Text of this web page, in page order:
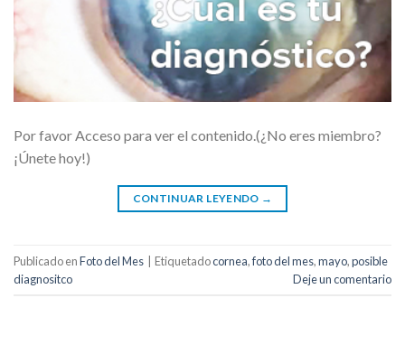
Por favor Acceso para ver el contenido.(¿No eres miembro?
¡Únete hoy!)
CONTINUAR LEYENDO →
Publicado enFoto del Mes | Etiquetadocornea,foto del mes,mayo,posible
diagnositco
Deje un comentario